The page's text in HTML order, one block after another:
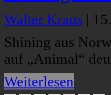
Walter Kraus |
Shining aus
auf „Animal“
Weiterlesen